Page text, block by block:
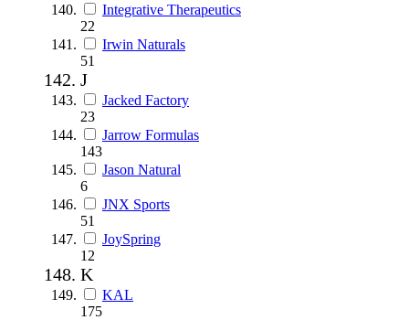
Integrative Therapeutics
22
Irwin Naturals
51
J
Jacked Factory
23
Jarrow Formulas
143
Jason Natural
6
JNX Sports
51
JoySpring
12
K
KAL
175